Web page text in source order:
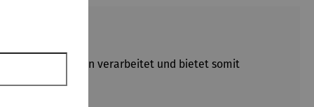
Materialien verarbeitet und bietet somit